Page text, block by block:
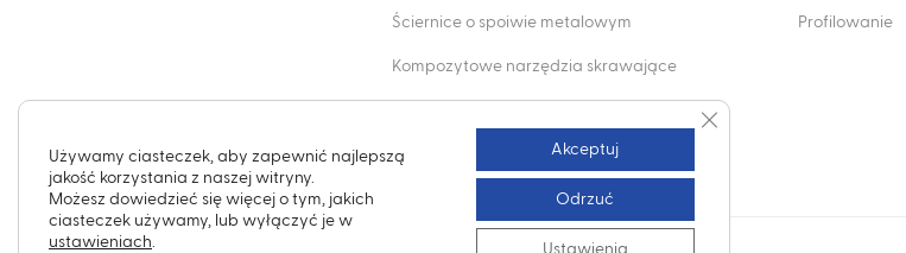
Ściernice o spoiwie metalowym
Kompozytowe narzędzia skrawające
Profilowanie
Używamy ciasteczek, aby zapewnić najlepszą
jakość korzystania z naszej witryny.
Możesz dowiedzieć się więcej o tym, jakich
ciasteczek używamy, lub wyłączyć je w
ustawieniach.
Akceptuj
Odrzuć
Ustawienia
Zamknij panel